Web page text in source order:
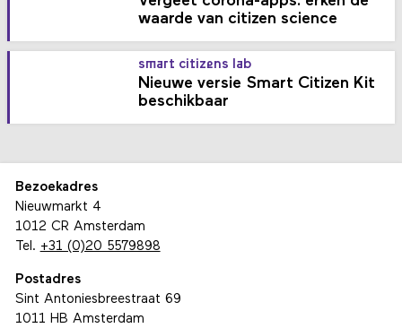
waarde van citizen science
smart citizens lab
Nieuwe versie Smart Citizen Kit
beschikbaar
Bezoekadres
Nieuwmarkt 4
1012 CR Amsterdam
Tel. +31 (0)20 5579898
Postadres
Sint Antoniesbreestraat 69
1011 HB Amsterdam